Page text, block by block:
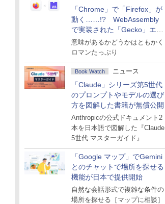
「Chrome」で「Firefox」が
動く……!? WebAssembly
で実装された「Gecko」エン
ジン
意味があるかどうかはともかく
ロマンたっぷり
Book Watch ニュース
「Claude」シリーズ第5世代
のプロンプトやモデルの選び
方を図解した書籍が無償公開
Anthropicの公式ドキュメント2
本を日本語で図解した『Claude
5世代 マスターガイド』
「Google マップ」でGemini
とのチャットで場所を探せる
機能が日本で提供開始
自然な会話形式で複雑な条件の
場所を探せる［マップに相談］